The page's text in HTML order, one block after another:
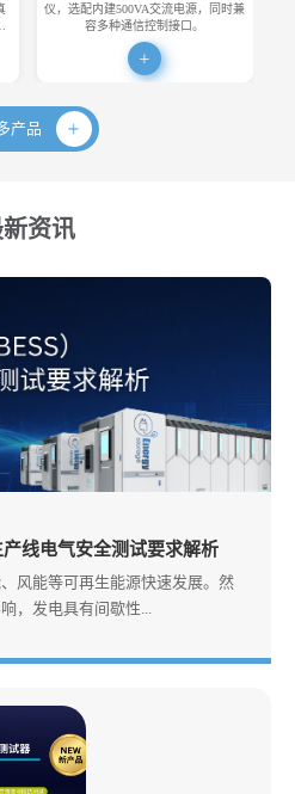
仪，选配内建500VA交流电源，同时兼
容多种通信控制接口。
产品
资讯
线电气安全测试要求解析
风能等可再生能源快速发展。然
，发电具有间歇性...